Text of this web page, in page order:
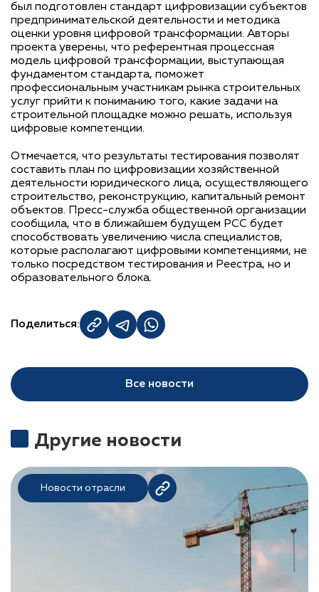
был подготовлен стандарт цифровизации субъектов
предпринимательской деятельности и методика
оценки уровня цифровой трансформации. Авторы
проекта уверены, что референтная процессная
модель цифровой трансформации, выступающая
фундаментом стандарта, поможет
профессиональным участникам рынка строительных
услуг прийти к пониманию того, какие задачи на
строительной площадке можно решать, используя
цифровые компетенции.
Отмечается, что результаты тестирования позволят
составить план по цифровизации хозяйственной
деятельности юридического лица, осуществляющего
строительство, реконструкцию, капитальный ремонт
объектов. Пресс-служба общественной организации
сообщила, что в ближайшем будущем РСС будет
способствовать увеличению числа специалистов,
которые располагают цифровыми компетенциями, не
только посредством тестирования и Реестра, но и
образовательного блока.
Поделиться:
Все новости
Другие новости
Новости отрасли